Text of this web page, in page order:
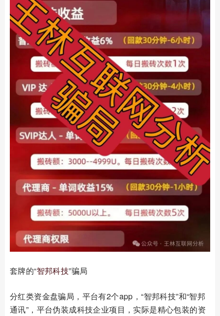
套牌的“智邦科技”骗局
分红类资金盘骗局，平台有2个app，“智邦科技”和“智邦
通讯”，平台伪装成科技企业项目，实际是精心包装的资